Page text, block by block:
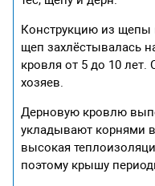
Конструкцию из щепы
щеп захлёстывалась
кровля от 5 до 10 лет.
хозяев.
Дерновую кровлю
укладывают корнями
высокая
поэтому крышу